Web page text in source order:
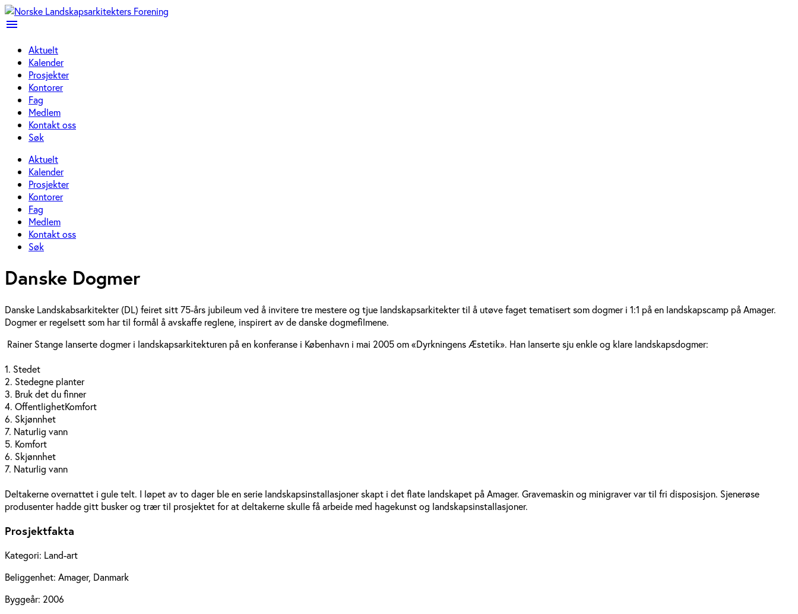
menu
Aktuelt
Kalender
Prosjekter
Kontorer
Fag
Medlem
Kontakt oss
Søk
Aktuelt
Kalender
Prosjekter
Kontorer
Fag
Medlem
Kontakt oss
Søk
Danske Dogmer
Danske Landskabsarkitekter (DL) feiret sitt 75-års jubileum ved å invitere tre mestere og tjue landskapsarkitekter til å utøve faget tematisert som dogmer i 1:1 på en landskapscamp på Amager.
Dogmer er regelsett som har til formål å avskaffe reglene, inspirert av de danske dogmefilmene.
Rainer Stange lanserte dogmer i landskapsarkitekturen på en konferanse i København i mai 2005 om «Dyrkningens Æstetik». Han lanserte sju enkle og klare landskapsdogmer:
1. Stedet
2. Stedegne planter
3. Bruk det du finner
4. OffentlighetKomfort
6. Skjønnhet
7. Naturlig vann
5. Komfort
6. Skjønnhet
7. Naturlig vann
Deltakerne overnattet i gule telt. I løpet av to dager ble en serie landskapsinstallasjoner skapt i det flate landskapet på Amager. Gravemaskin og minigraver var til fri disposisjon. Sjenerøse
produsenter hadde gitt busker og trær til prosjektet for at deltakerne skulle få arbeide med hagekunst og landskapsinstallasjoner.
Prosjektfakta
Kategori: Land-art
Beliggenhet: Amager, Danmark
Byggeår: 2006